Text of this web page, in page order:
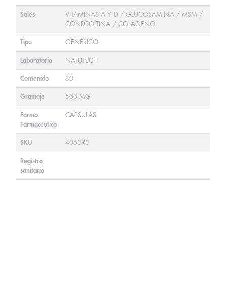
Sales
VITAMINAS A Y D / GLUCOSAMINA / MSM /
CONDROITINA / COLAGENO
Tipo GENÉRICO
Laboratorio NATUTECH
Contenido 30
Gramaje 500 MG
Forma
Farmacéutica
CAPSULAS
SKU 406393
Registro
sanitario